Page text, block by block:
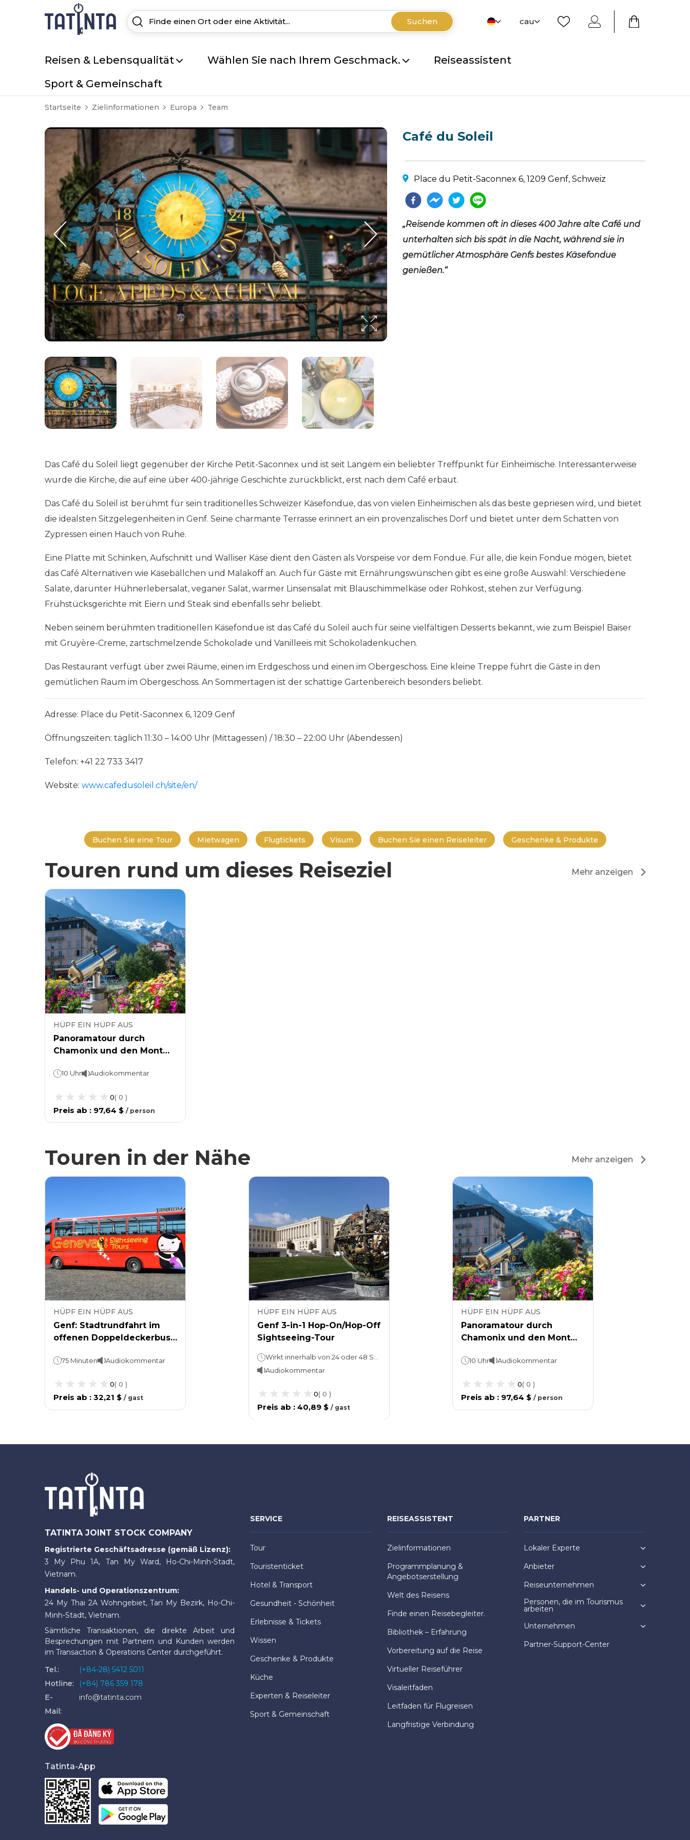
Suchen cau
Reisen & Lebensqualität Wählen Sie nach Ihrem Geschmack.
Reiseassistent
Sport & Gemeinschaft
Startseite Zielinformationen Europa Team
Café du Soleil
Place du Petit-Saconnex 6, 1209 Genf, Schweiz
„Reisende kommen oft in dieses 400 Jahre alte Café und
unterhalten sich bis spät in die Nacht, während sie in
gemütlicher Atmosphäre Genfs bestes Käsefondue
genießen.“
Das Café du Soleil liegt gegenüber der Kirche Petit-Saconnex und ist seit Langem ein beliebter Treffpunkt für Einheimische. Interessanterweise
wurde die Kirche, die auf eine über 400-jährige Geschichte zurückblickt, erst nach dem Café erbaut.
Das Café du Soleil ist berühmt für sein traditionelles Schweizer Käsefondue, das von vielen Einheimischen als das beste gepriesen wird, und bietet
die idealsten Sitzgelegenheiten in Genf. Seine charmante Terrasse erinnert an ein provenzalisches Dorf und bietet unter dem Schatten von
Zypressen einen Hauch von Ruhe.
Eine Platte mit Schinken, Aufschnitt und Walliser Käse dient den Gästen als Vorspeise vor dem Fondue. Für alle, die kein Fondue mögen, bietet
das Café Alternativen wie Käsebällchen und Malakoff an. Auch für Gäste mit Ernährungswünschen gibt es eine große Auswahl: Verschiedene
Salate, darunter Hühnerlebersalat, veganer Salat, warmer Linsensalat mit Blauschimmelkäse oder Rohkost, stehen zur Verfügung.
Frühstücksgerichte mit Eiern und Steak sind ebenfalls sehr beliebt.
Neben seinem berühmten traditionellen Käsefondue ist das Café du Soleil auch für seine vielfältigen Desserts bekannt, wie zum Beispiel Baiser
mit Gruyère-Creme, zartschmelzende Schokolade und Vanilleeis mit Schokoladenkuchen.
Das Restaurant verfügt über zwei Räume, einen im Erdgeschoss und einen im Obergeschoss. Eine kleine Treppe führt die Gäste in den
gemütlichen Raum im Obergeschoss. An Sommertagen ist der schattige Gartenbereich besonders beliebt.
Adresse: Place du Petit-Saconnex 6, 1209 Genf
Öffnungszeiten: täglich 11:30 – 14:00 Uhr (Mittagessen) / 18:30 – 22:00 Uhr (Abendessen)
Telefon: +41 22 733 3417
Website: www.cafedusoleil.ch/site/en/
Buchen Sie eine Tour Mietwagen Flugtickets Visum Buchen Sie einen Reiseleiter Geschenke & Produkte
Touren rund um dieses Reiseziel Mehr anzeigen
HÜPF EIN HÜPF AUS
Panoramatour durch
Chamonix und den Mont
10 Uhr Audiokommentar
0( 0 )
Preis ab : 97,64 $ / person
Touren in der Nähe Mehr anzeigen
HÜPF EIN HÜPF AUS
Genf: Stadtrundfahrt im
offenen Doppeldeckerbus
75 Minuten Audiokommentar
0( 0 )
Preis ab : 32,21 $ / gast
HÜPF EIN HÜPF AUS
Genf 3-in-1 Hop-On/Hop-Off
Sightseeing-Tour
Wirkt innerhalb von 24 oder 48 Stunden.
Audiokommentar
0( 0 )
Preis ab : 40,89 $ / gast
HÜPF EIN HÜPF AUS
Panoramatour durch
Chamonix und den Mont
10 Uhr Audiokommentar
0( 0 )
Preis ab : 97,64 $ / person
TATINTA JOINT STOCK COMPANY
Registrierte Geschäftsadresse (gemäß Lizenz):
3 My Phu 1A, Tan My Ward, Ho-Chi-Minh-Stadt,
Vietnam.
Handels- und Operationszentrum:
24 My Thai 2A Wohngebiet, Tan My Bezirk, Ho-Chi-
Minh-Stadt, Vietnam.
Sämtliche Transaktionen, die direkte Arbeit und
Besprechungen mit Partnern und Kunden werden
im Transaction & Operations Center durchgeführt.
Tel.:
(+84-28) 5412 5011
Hotline:
(+84) 786 359 178
E-
Mail:
info@tatinta.com
Tatinta-App
SERVICE
Tour
Touristenticket
Hotel & Transport
Gesundheit - Schönheit
Erlebnisse & Tickets
Wissen
Geschenke & Produkte
Küche
Experten & Reiseleiter
Sport & Gemeinschaft
REISEASSISTENT
Zielinformationen
Programmplanung &
Angebotserstellung
Welt des Reisens
Finde einen Reisebegleiter.
Bibliothek – Erfahrung
Vorbereitung auf die Reise
Virtueller Reiseführer
Visaleitfaden
Leitfaden für Flugreisen
Langfristige Verbindung
PARTNER
Lokaler Experte
Anbieter
Reiseunternehmen
Personen, die im Tourismus
arbeiten
Unternehmen
Partner-Support-Center